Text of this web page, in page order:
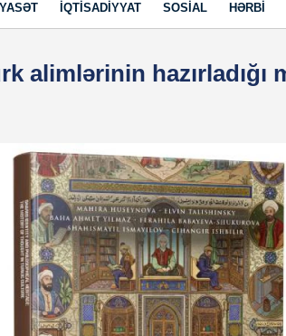
İQTISADIYYAT SOSIAL HƏRBI
alimlərinin hazırladığı